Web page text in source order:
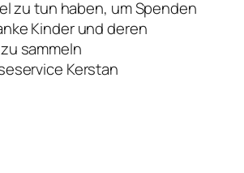
zu tun haben, um Spenden
Kinder und deren
sammeln
Kerstan